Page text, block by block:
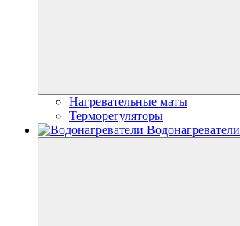
Нагревательные маты
Терморегуляторы
Водонагреватели